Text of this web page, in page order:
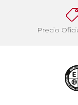
Precio